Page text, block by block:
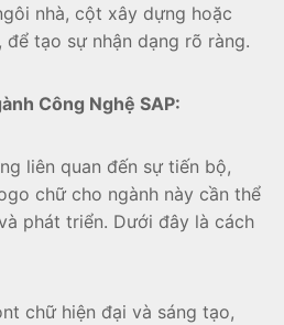
nhà, cột xây dựng hoặc
tạo sự nhận dạng rõ ràng.
Công Nghệ SAP:
liên quan đến sự tiến bộ,
chữ cho ngành này cần thể
phát triển. Dưới đây là cách
chữ hiện đại và sáng tạo,